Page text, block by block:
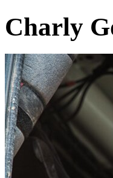
Charly